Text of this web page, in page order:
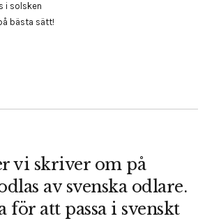
i solsken
bästa sätt!
vi skriver om på
av svenska odlare.
för att passa i svenskt